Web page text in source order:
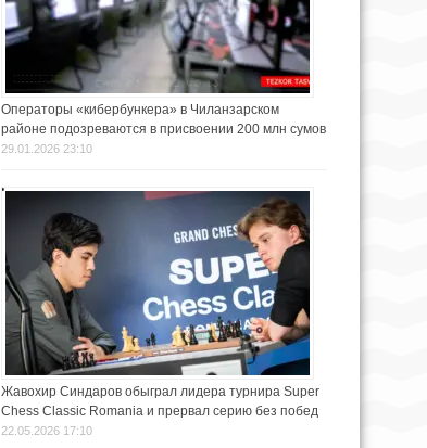
Операторы «кибербункера» в Чиланзарском
районе подозреваются в присвоении 200 млн сумов
29.01.2026 23:10
Жавохир Синдаров обыграл лидера турнира Super
Chess Classic Romania и прервал серию без побед
22.05.2026 17:10